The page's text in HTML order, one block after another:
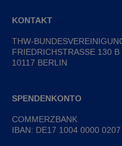
KONTAKT
THW-
FRIEDRICHSTRASSE 130 B
10117 BERLIN
SPENDENKONTO
COMMERZBANK
IBAN: DE17 1004 0000